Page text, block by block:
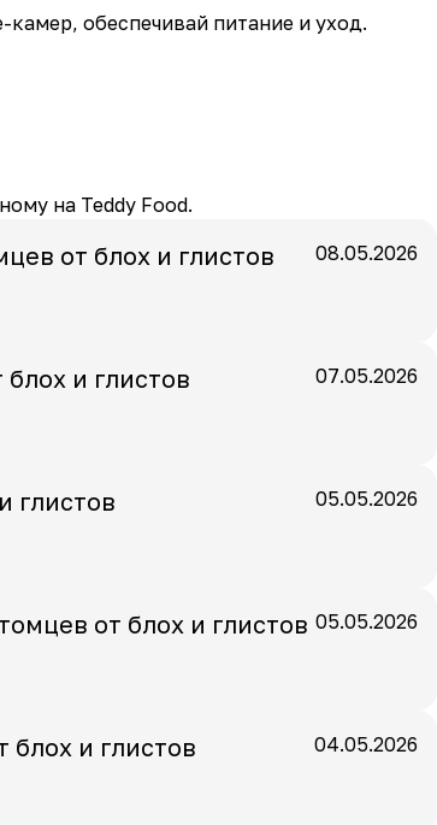
обеспечивай питание и уход.
на Teddy Food.
от блох и глистов 08.05.2026
и глистов 07.05.2026
глистов 05.05.2026
от блох и глистов 05.05.2026
блох и глистов 04.05.2026